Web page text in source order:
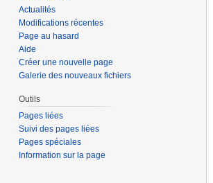
Actualités
Modifications récentes
Page au hasard
Aide
Créer une nouvelle page
Galerie des nouveaux fichiers
Outils
Pages liées
Suivi des pages liées
Pages spéciales
Information sur la page